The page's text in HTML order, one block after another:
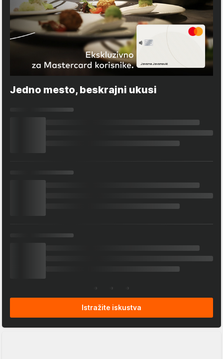
Jedno mesto, beskrajni ukusi
Istražite iskustva